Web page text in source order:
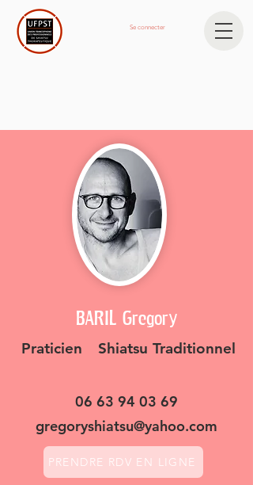
Se connecter
BARIL Gregory
Praticien Shiatsu Traditionnel
06 63 94 03 69
gregoryshiatsu@yahoo.com
PRENDRE RDV EN LIGNE